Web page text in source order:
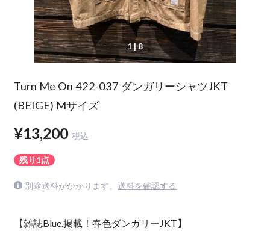
1| 8
Turn Me On 422-037 ダンガリーシャツJKT
(BEIGE) Mサイズ
¥13,200 税込
残り1点
別途送料がかかります。 送料を確認する
【雑誌Blue.掲載！春色ダンガリーJKT】